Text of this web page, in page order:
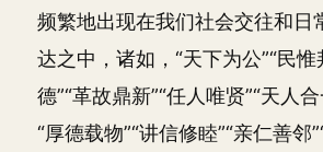
频繁地出现在我们社会交往和日
达之中，诸如，“天下为公”“民惟
德”“革故鼎新”“任人唯贤”“天人
“厚德载物”“讲信修睦”“亲仁善邻